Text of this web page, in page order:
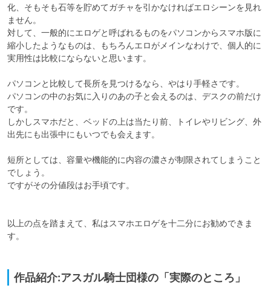
化、そもそも石等を貯めてガチャを引かなければエロシーンを見れ
ません。
対して、一般的にエロゲと呼ばれるものをパソコンからスマホ版に
縮小したようなものは、もちろんエロがメインなわけで、個人的に
実用性は比較にならないと思います。
パソコンと比較して長所を見つけるなら、やはり手軽さです。
パソコンの中のお気に入りのあの子と会えるのは、デスクの前だけ
です。
しかしスマホだと、ベッドの上は当たり前、トイレやリビング、外
出先にも出張中にもいつでも会えます。
短所としては、容量や機能的に内容の濃さが制限されてしまうこと
でしょう。
ですがその分値段はお手頃です。
以上の点を踏まえて、私はスマホエロゲを十二分にお勧めできま
す。
作品紹介:アスガル騎士団様の「実際のところ」